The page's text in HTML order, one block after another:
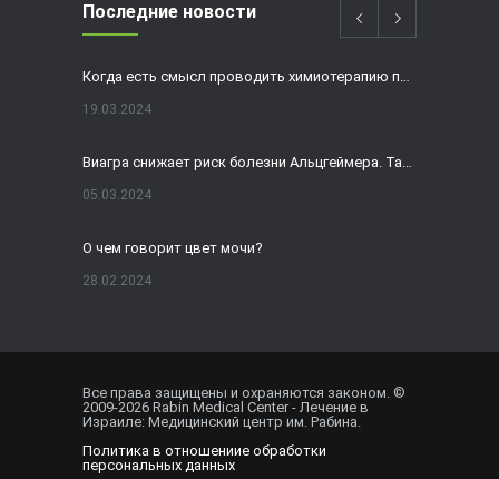
Последние новости
Когда есть смысл проводить химиотерапию при раке толстой кишки?
19.03.2024
Виагра снижает риск болезни Альцгеймера. Так ли это?
05.03.2024
О чем говорит цвет мочи?
28.02.2024
01.02.2024
Все права защищены и охраняются законом. ©
2009-2026 Rabin Medical Center - Лечение в
Израиле: Медицинский центр им. Рабина.
Политика в отношениие обработки
персональных данных